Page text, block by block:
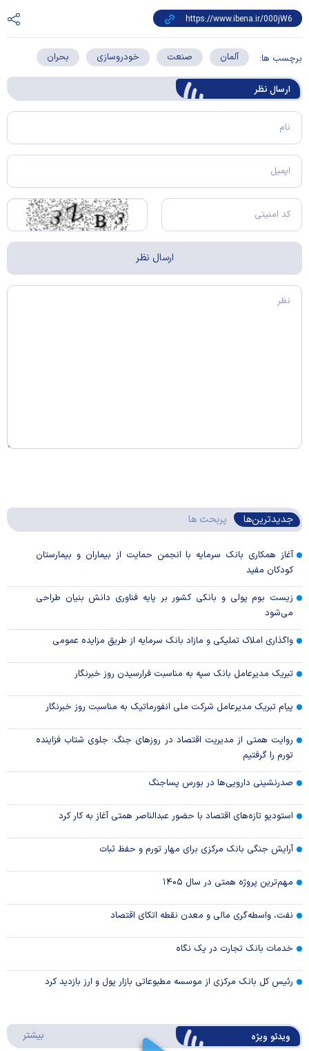
برچسب ها: آلمان صنعت خودروسازی بحران
ارسال‌ نظر
جدیدترین‌ها پربحث ها
آغاز همکاری بانک سرمایه با انجمن حمایت از بیماران و بیمارستان
کودکان مفید
زیست بوم پولی و بانکی کشور بر پایه فناوری دانش بنیان طراحی
می‌شود
واگذاری املاک تملیکی و مازاد بانک سرمایه از طریق مزایده عمومی
تبریک مدیرعامل بانک سپه به مناسبت فرارسیدن روز خبرنگار
پیام تبریک مدیرعامل شرکت ملی انفورماتیک به مناسبت روز خبرنگار
روایت همتی از مدیریت اقتصاد در روزهای جنگ: جلوی شتاب فزاینده
تورم را گرفتیم
صدرنشینی دارویی‌ها در بورس پساجنگ
استودیو تازه‌های اقتصاد با حضور عبدالناصر همتی آغاز به کار کرد
آرایش جنگی بانک مرکزی برای مهار تورم و حفظ ثبات
مهم‌ترین پروژه همتی در سال ۱۴۰۵
نفت، واسطه‌گری مالی و معدن نقطه اتکای اقتصاد
خدمات بانک تجارت در یک نگاه
رئیس کل بانک مرکزی از موسسه مطبوعاتی بازار پول و ارز بازدید کرد
ویدئو ویژه بیشتر